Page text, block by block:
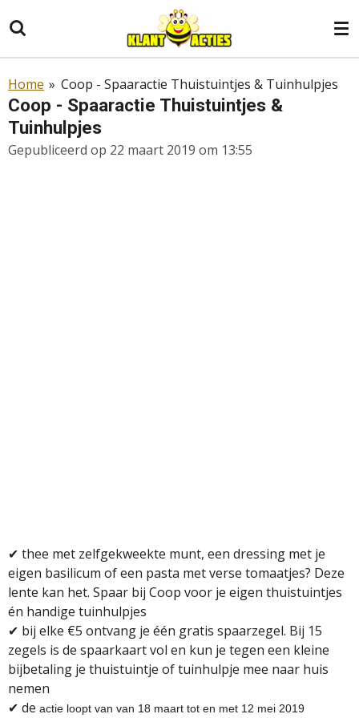
direct
naar
hoofdinhoud
Home » Coop - Spaaractie Thuistuintjes & Tuinhulpjes
Coop - Spaaractie Thuistuintjes &
Tuinhulpjes
Gepubliceerd op 22 maart 2019 om 13:55
✔ thee met zelfgekweekte munt, een dressing met je
eigen basilicum of een pasta met verse tomaatjes? Deze
lente kan het. Spaar bij Coop voor je eigen thuistuintjes
én handige tuinhulpjes
✔ bij elke €5 ontvang je één gratis spaarzegel. Bij 15
zegels is de spaarkaart vol en kun je tegen een kleine
bijbetaling je thuistuintje of tuinhulpje mee naar huis
nemen
✔ de actie loopt van van 18 maart tot en met 12 mei 2019